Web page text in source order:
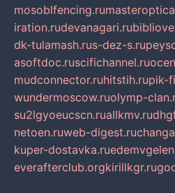
mosoblfencing.ru
iration.rudevanagari.ru
dk-tulamash.rus-dez-s.ru
asoftdoc.ruscifichannel.ru
mudconnector.ruhitstih.rupik-
wundermoscow.ruolymp-
su2lgyoeucscn.ruallkmv.ru
netoen.ruweb-digest.ru
kuper-dostavka.ru
everafterclub.orgkirillkgr.ru